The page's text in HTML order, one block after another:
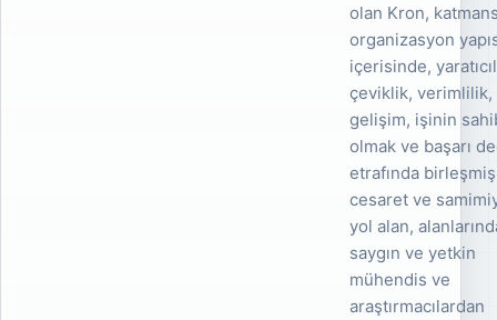
olan Kron,
organizasyon
içerisinde,
çeviklik,
gelişim, işinin
olmak ve başarı
etrafında
cesaret ve
yol alan,
saygın ve yetkin
mühendis ve
araştırmacılardan